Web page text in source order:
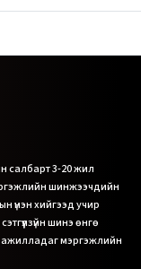
салбарт 3-20 жил
шинжээчдийн
үнэн хийгээд учир
шинэ өнгө
ажилладаг мэргэжлийн